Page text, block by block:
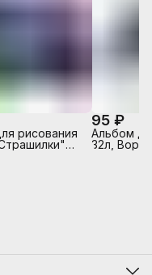
рисования
95 ₽
Альбом д/
32л,